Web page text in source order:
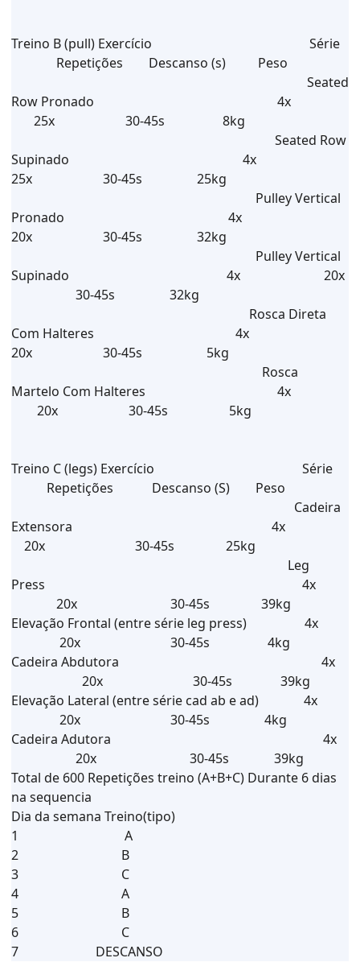
Treino B (pull) Exercício Série
Repetições Descanso (s) Peso
Seated
Row Pronado 4x
25x 30-45s 8kg
Seated Row
Supinado 4x
25x 30-45s 25kg
Pulley Vertical
Pronado 4x
20x 30-45s 32kg
Pulley Vertical
Supinado 4x 20x
30-45s 32kg
Rosca Direta
Com Halteres 4x
20x 30-45s 5kg
Rosca
Martelo Com Halteres 4x
20x 30-45s 5kg
Treino C (legs) Exercício Série
Repetições Descanso (S) Peso
Cadeira
Extensora 4x
20x 30-45s 25kg
Leg
Press 4x
20x 30-45s 39kg
Elevação Frontal (entre série leg press) 4x
20x 30-45s 4kg
Cadeira Abdutora 4x
20x 30-45s 39kg
Elevação Lateral (entre série cad ab e ad) 4x
20x 30-45s 4kg
Cadeira Adutora 4x
20x 30-45s 39kg
Total de 600 Repetições treino (A+B+C) Durante 6 dias
na sequencia
Dia da semana Treino(tipo)
1 A
2 B
3 C
4 A
5 B
6 C
7 DESCANSO